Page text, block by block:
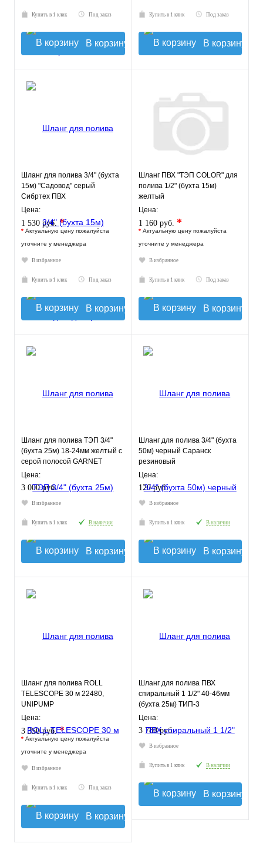
Купить в 1 клик Под заказ
В корзину
Купить в 1 клик Под заказ
В корзину
Шланг для полива 3/4" (бухта
15м) "Садовод" серый
Сибртех ПВХ
Цена:
1 530 руб. *
* Актуальную цену пожалуйста
уточните у менеджера
В избранное
Купить в 1 клик Под заказ
В корзину
Шланг ПВХ "ТЭП COLOR" для
полива 1/2" (бухта 15м)
желтый
Цена:
1 160 руб. *
* Актуальную цену пожалуйста
уточните у менеджера
В избранное
Купить в 1 клик Под заказ
В корзину
Шланг для полива ТЭП 3/4"
(бухта 25м) 18-24мм желтый с
серой полосой GARNET
COLOR
Цена:
3 000 руб.
В избранное
Купить в 1 клик В наличии
В корзину
Шланг для полива 3/4" (бухта
50м) черный Саранск
резиновый
Цена:
120 руб.
В избранное
Купить в 1 клик В наличии
В корзину
Шланг для полива ROLL
TELESCOPE 30 м 22480,
UNIPUMP
Цена:
3 350 руб.*
* Актуальную цену пожалуйста
уточните у менеджера
В избранное
Купить в 1 клик Под заказ
В корзину
Шланг для полива ПВХ
спиральный 1 1/2" 40-46мм
(бухта 25м) ТИП-3
слабонапорный
морозостойкий
Цена:
3 780 руб.
В избранное
Купить в 1 клик В наличии
В корзину